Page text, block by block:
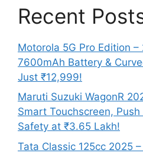
Recent
Motorola 5G Pro Edition –
7600mAh Battery &
Just ₹12,999!
Maruti Suzuki WagonR
Smart Touchscreen,
Safety at ₹3.65 Lakh!
Tata Classic 125cc 2025